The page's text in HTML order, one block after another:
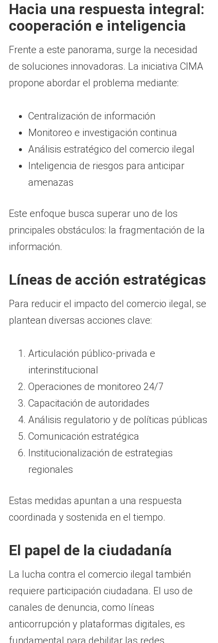
Hacia una respuesta integral:
cooperación e inteligencia
Frente a este panorama, surge la necesidad
de soluciones innovadoras. La iniciativa CIMA
propone abordar el problema mediante:
Centralización de información
Monitoreo e investigación continua
Análisis estratégico del comercio ilegal
Inteligencia de riesgos para anticipar
amenazas
Este enfoque busca superar uno de los
principales obstáculos: la fragmentación de la
información.
Líneas de acción estratégicas
Para reducir el impacto del comercio ilegal, se
plantean diversas acciones clave:
Articulación público-privada e
interinstitucional
Operaciones de monitoreo 24/7
Capacitación de autoridades
Análisis regulatorio y de políticas públicas
Comunicación estratégica
Institucionalización de estrategias
regionales
Estas medidas apuntan a una respuesta
coordinada y sostenida en el tiempo.
El papel de la ciudadanía
La lucha contra el comercio ilegal también
requiere participación ciudadana. El uso de
canales de denuncia, como líneas
anticorrupción y plataformas digitales, es
fundamental para debilitar las redes